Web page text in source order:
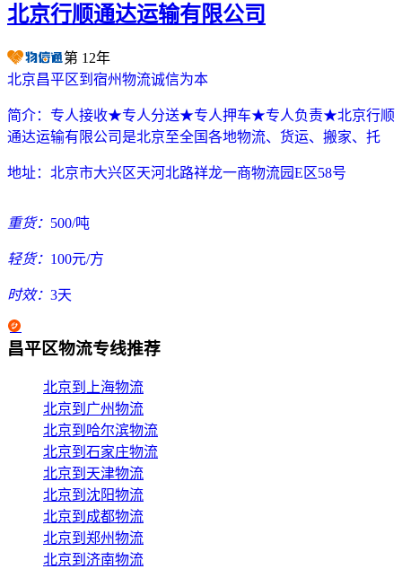
北京行顺通达运输有限公司
第 12年
北京昌平区到宿州物流诚信为本
简介： 专人接收★专人分送★专人押车★专人负责★北京行顺
通达运输有限公司是北京至全国各地物流、货运、搬家、托
地址： 北京市大兴区天河北路祥龙一商物流园E区58号
重货： 500/吨
轻货： 100元/方
时效： 3天
昌平区物流专线推荐
北京到上海物流
北京到广州物流
北京到哈尔滨物流
北京到石家庄物流
北京到天津物流
北京到沈阳物流
北京到成都物流
北京到郑州物流
北京到济南物流